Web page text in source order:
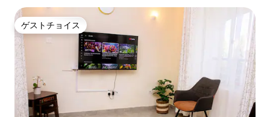
ゲストチョイス
ゲストチョイス